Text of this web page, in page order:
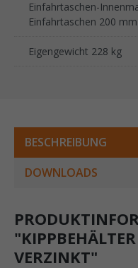
Einfahrtaschen-
Einfahrtaschen 200 mm
Eigengewicht 228 kg
BESCHREIBUNG
DOWNLOADS
VERZINKT"